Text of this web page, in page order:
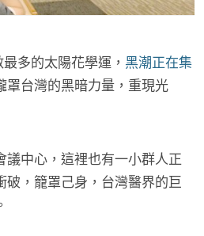
多的太陽花學運， 黑潮正在集
罩台灣的黑暗力量，重現光
議中心，這裡也有一小群人正
，籠罩己身，台灣醫界的巨